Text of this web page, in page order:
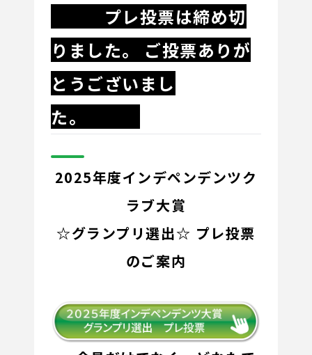
プレ投票は締め切
りました。 ご投票ありが
とうございまし
た。
2025年度インデペンデンツク
ラブ大賞
☆グランプリ選出☆ プレ投票
のご案内